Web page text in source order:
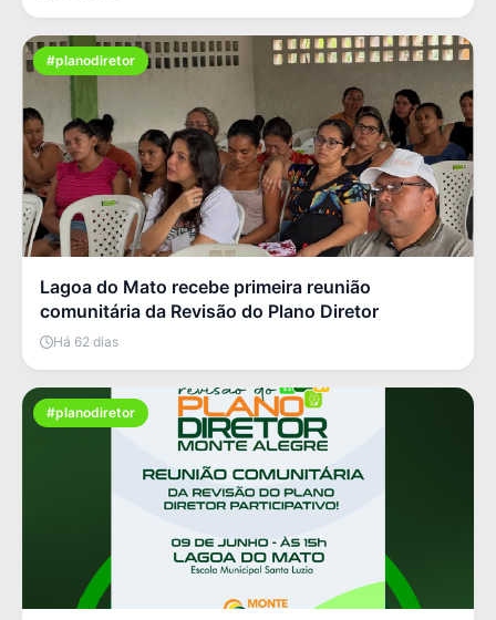
#planodiretor
Lagoa do Mato recebe primeira reunião
comunitária da Revisão do Plano Diretor
Há 62 dias
#planodiretor